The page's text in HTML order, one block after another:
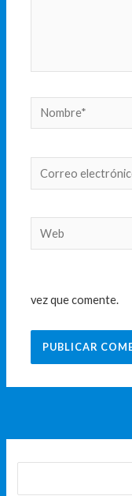
Nombre*
Correo
electrónico*
Web
vez que comente.